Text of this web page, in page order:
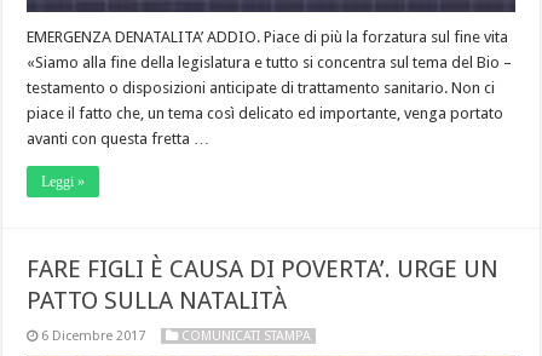
EMERGENZA DENATALITA’ ADDIO. Piace di più la forzatura sul fine vita
«Siamo alla fine della legislatura e tutto si concentra sul tema del Bio –
testamento o disposizioni anticipate di trattamento sanitario. Non ci
piace il fatto che, un tema così delicato ed importante, venga portato
avanti con questa fretta …
Leggi »
FARE FIGLI È CAUSA DI POVERTA’. URGE UN
PATTO SULLA NATALITÀ
6 Dicembre 2017 COMUNICATI STAMPA